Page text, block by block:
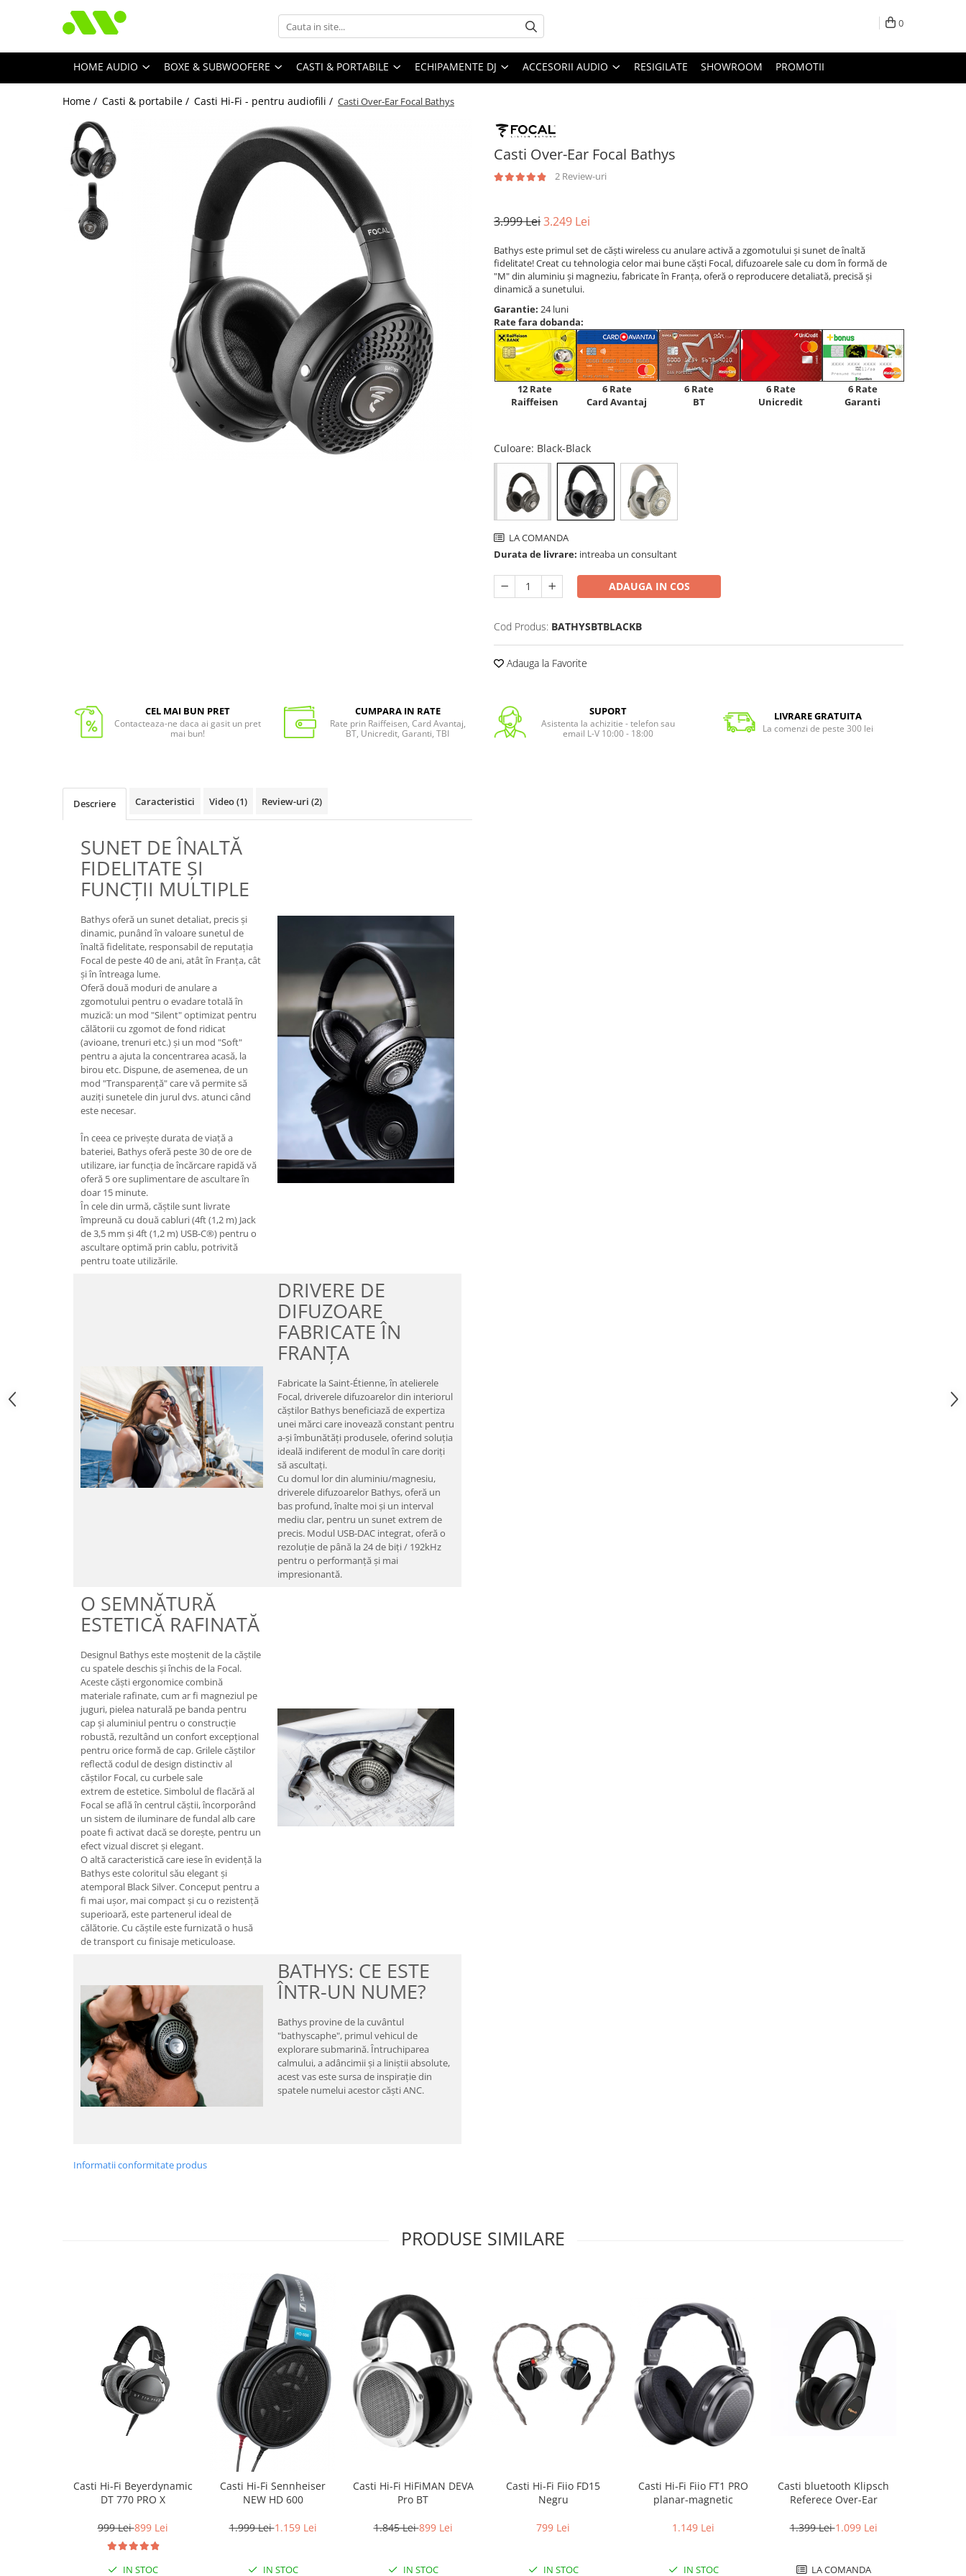
0
HOME AUDIO BOXE & SUBWOOFERE CASTI & PORTABILE ECHIPAMENTE DJ ACCESORII AUDIO RESIGILATE SHOWROOM PROMOTII
Home / Casti & portabile / Casti Hi-Fi - pentru audiofili / Casti Over-Ear Focal Bathys
Casti Over-Ear Focal Bathys
2 Review-uri
3.999 Lei3.249 Lei
Bathys este primul set de căști wireless cu anulare activă a zgomotului și sunet de înaltă
fidelitate! Creat cu tehnologia celor mai bune căști Focal, difuzoarele sale cu dom în formă de
"M" din aluminiu și magneziu, fabricate în Franța, oferă o reproducere detaliată, precisă și
dinamică a sunetului.
Garantie: 24 luni
Rate fara dobanda:
12 Rate
Raiffeisen
6 Rate
Card Avantaj
6 Rate
BT
6 Rate
Unicredit
6 Rate
Garanti
Culoare: Black-Black
LA COMANDA
Durata de livrare: intreaba un consultant
ADAUGA IN COS
Cod Produs: BATHYSBTBLACKB
Adauga la Favorite
CEL MAI BUN PRET
Contacteaza-ne daca ai gasit un pret
mai bun!
CUMPARA IN RATE
Rate prin Raiffeisen, Card Avantaj,
BT, Unicredit, Garanti, TBI
SUPORT
Asistenta la achizitie - telefon sau
email L-V 10:00 - 18:00
LIVRARE GRATUITA
La comenzi de peste 300 lei
Descriere Caracteristici Video(1) Review-uri (2)
SUNET DE ÎNALTĂ
FIDELITATE ȘI
FUNCȚII MULTIPLE
Bathys oferă un sunet detaliat, precis și
dinamic, punând în valoare sunetul de
înaltă fidelitate, responsabil de reputația
Focal de peste 40 de ani, atât în Franța, cât
și în întreaga lume.
Oferă două moduri de anulare a
zgomotului pentru o evadare totală în
muzică: un mod "Silent" optimizat pentru
călătorii cu zgomot de fond ridicat
(avioane, trenuri etc.) și un mod "Soft"
pentru a ajuta la concentrarea acasă, la
birou etc. Dispune, de asemenea, de un
mod "Transparență" care vă permite să
auziți sunetele din jurul dvs. atunci când
este necesar.
În ceea ce privește durata de viață a
bateriei, Bathys oferă peste 30 de ore de
utilizare, iar funcția de încărcare rapidă vă
oferă 5 ore suplimentare de ascultare în
doar 15 minute.
În cele din urmă, căștile sunt livrate
împreună cu două cabluri (4ft (1,2 m) Jack
de 3,5 mm și 4ft (1,2 m) USB-C®) pentru o
ascultare optimă prin cablu, potrivită
pentru toate utilizările.
DRIVERE DE
DIFUZOARE
FABRICATE ÎN
FRANȚA
Fabricate la Saint-Étienne, în atelierele
Focal, driverele difuzoarelor din interiorul
căștilor Bathys beneficiază de expertiza
unei mărci care inovează constant pentru
a-și îmbunătăți produsele, oferind soluția
ideală indiferent de modul în care doriți
să ascultați.
Cu domul lor din aluminiu/magnesiu,
driverele difuzoarelor Bathys, oferă un
bas profund, înalte moi și un interval
mediu clar, pentru un sunet extrem de
precis. Modul USB-DAC integrat, oferă o
rezoluție de până la 24 de biți / 192kHz
pentru o performanță și mai
impresionantă.
O SEMNĂTURĂ
ESTETICĂ RAFINATĂ
Designul Bathys este moștenit de la căștile
cu spatele deschis și închis de la Focal.
Aceste căști ergonomice combină
materiale rafinate, cum ar fi magneziul pe
juguri, pielea naturală pe banda pentru
cap și aluminiul pentru o construcție
robustă, rezultând un confort excepțional
pentru orice formă de cap. Grilele căștilor
reflectă codul de design distinctiv al
căștilor Focal, cu curbele sale
extrem de estetice. Simbolul de flacără al
Focal se află în centrul căștii, încorporând
un sistem de iluminare de fundal alb care
poate fi activat dacă se dorește, pentru un
efect vizual discret și elegant.
O altă caracteristică care iese în evidență la
Bathys este coloritul său elegant și
atemporal Black Silver. Conceput pentru a
fi mai ușor, mai compact și cu o rezistență
superioară, este partenerul ideal de
călătorie. Cu căștile este furnizată o husă
de transport cu finisaje meticuloase.
BATHYS: CE ESTE
ÎNTR-UN NUME?
Bathys provine de la cuvântul
"bathyscaphe", primul vehicul de
explorare submarină. Întruchiparea
calmului, a adâncimii și a liniștii absolute,
acest vas este sursa de inspirație din
spatele numelui acestor căști ANC.
Informatii conformitate produs
PRODUSE SIMILARE
Casti Hi-Fi Beyerdynamic
DT 770 PRO X
999 Lei899 Lei
IN STOC
Casti Hi-Fi Sennheiser
NEW HD 600
1.999 Lei1.159 Lei
IN STOC
Casti Hi-Fi HiFiMAN DEVA
Pro BT
1.845 Lei899 Lei
IN STOC
Casti Hi-Fi Fiio FD15
Negru
799 Lei
IN STOC
Casti Hi-Fi Fiio FT1 PRO
planar-magnetic
1.149 Lei
IN STOC
Casti bluetooth Klipsch
Referece Over-Ear
1.399 Lei1.099 Lei
LA COMANDA